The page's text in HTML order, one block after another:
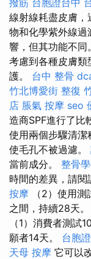
撥筋 台胞證台中
線射線耗盡皮膚
物和化學紫外線
響，但其功能不同
考慮到各種皮膚
護。 台中 整骨
竹北博愛街 整復
店 脹氣 按摩 seo
造商SPF進行了比
使用兩個步驟清
使毛孔不被過濾。
當前成分。 整骨
時間的差異，請閱
按摩 （2）使用
之間，持續28天。
（1）消費者測試
願者14天。 台胞
天母 按摩 它可以